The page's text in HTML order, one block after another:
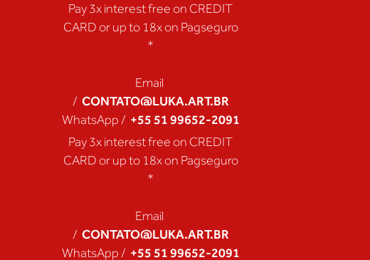
Pay 3x interest free on CREDIT
CARD or up to 18x on Pagseguro
*
Email
/ CONTATO@LUKA.ART.BR
WhatsApp / +55 51 99652-2091
Pay 3x interest free on CREDIT
CARD or up to 18x on Pagseguro
*
Email
/ CONTATO@LUKA.ART.BR
WhatsApp / +55 51 99652-2091